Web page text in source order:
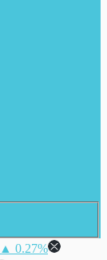
▲ 0.27%